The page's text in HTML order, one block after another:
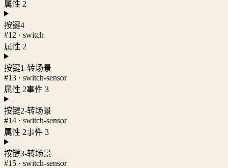
属性 2
按键4
#12 · switch
属性 2
按键1-转场景
#13 · switch-sensor
属性 2事件 3
按键2-转场景
#14 · switch-sensor
属性 2事件 3
按键3-转场景
#15 · switch-sensor